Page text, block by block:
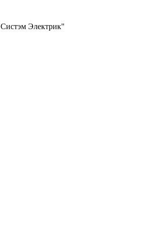
Электрик"